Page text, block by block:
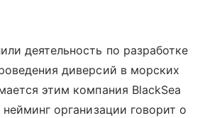
деятельность по разработке
диверсий в морских
этим компания BlackSea
организации говорит о